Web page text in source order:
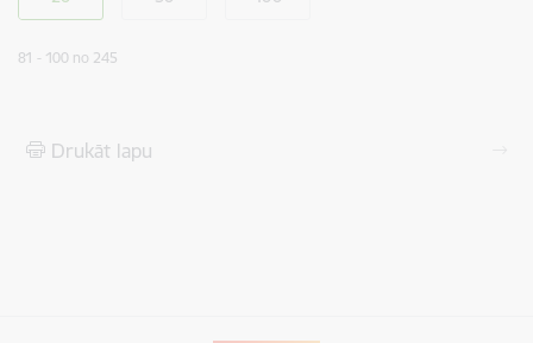
81 - 100 no 245
Drukāt lapu